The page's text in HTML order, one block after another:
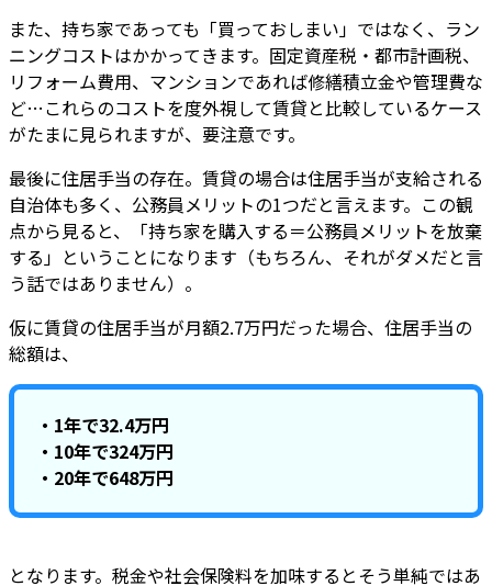
また、持ち家であっても「買っておしまい」ではなく、ラン
ニングコストはかかってきます。固定資産税・都市計画税、
リフォーム費用、マンションであれば修繕積立金や管理費な
ど…これらのコストを度外視して賃貸と比較しているケース
がたまに見られますが、要注意です。
最後に住居手当の存在。賃貸の場合は住居手当が支給される
自治体も多く、公務員メリットの1つだと言えます。この観
点から見ると、「持ち家を購入する＝公務員メリットを放棄
する」ということになります（もちろん、それがダメだと言
う話ではありません）。
仮に賃貸の住居手当が月額2.7万円だった場合、住居手当の
総額は、
・1年で32.4万円
・10年で324万円
・20年で648万円
となります。税金や社会保険料を加味するとそう単純ではあ